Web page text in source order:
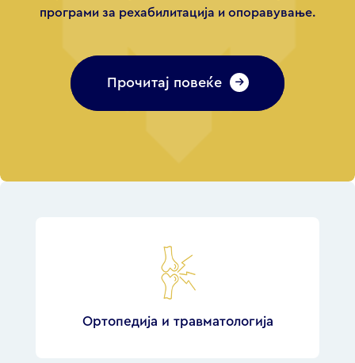
програми за рехабилитација и опоравување.
Прочитај повеќе
Ортопедија и травматологија